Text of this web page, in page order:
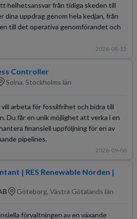
helhetsansvar från tidiga skeden till
dina uppdrag genom hela kedjan, från
till det operativa genomförandet och
2026-08-15
Controller
Solna, Stockholms län
vill arbeta för fossilfrihet och bidra till
Du får en unik möjlighet att verka i en
finansiell uppföljning för en av
pipelines.
2026-09-06
| RES Renewable Norden |
Göteborg, Västra Götalands län
förvaltningen av en växande